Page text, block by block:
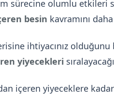
sürecine olumlu etkileri
besin kavramını
ihtiyacınız
yiyecekleri
içeren yiyeceklere